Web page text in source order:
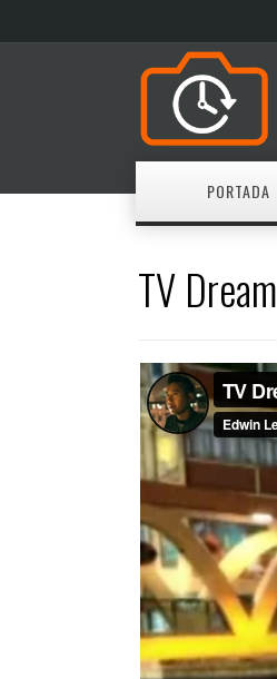
PORTADA
TV Dream